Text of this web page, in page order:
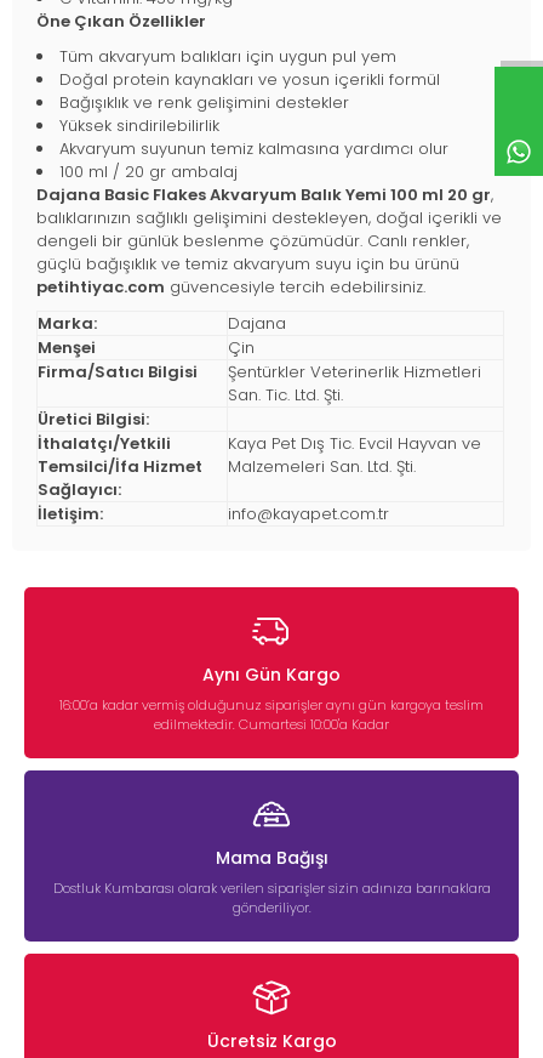
Öne Çıkan Özellikler
Tüm akvaryum balıkları için uygun pul yem
Doğal protein kaynakları ve yosun içerikli formül
Bağışıklık ve renk gelişimini destekler
Yüksek sindirilebilirlik
Akvaryum suyunun temiz kalmasına yardımcı olur
100 ml / 20 gr ambalaj
Dajana Basic Flakes Akvaryum Balık Yemi 100 ml 20 gr,
balıklarınızın sağlıklı gelişimini destekleyen, doğal içerikli ve
dengeli bir günlük beslenme çözümüdür. Canlı renkler,
güçlü bağışıklık ve temiz akvaryum suyu için bu ürünü
petihtiyac.com güvencesiyle tercih edebilirsiniz.
Marka:
Dajana
Menşei
Çin
Firma/Satıcı Bilgisi
Şentürkler Veterinerlik Hizmetleri
San. Tic. Ltd. Şti.
Üretici Bilgisi:
İthalatçı/Yetkili
Temsilci/İfa Hizmet
Sağlayıcı:
Kaya Pet Dış Tic. Evcil Hayvan ve
Malzemeleri San. Ltd. Şti.
İletişim: info@kayapet.com.tr
Aynı Gün Kargo
16:00’a kadar vermiş olduğunuz siparişler aynı gün kargoya teslim
edilmektedir. Cumartesi 10:00'a Kadar
Mama Bağışı
Dostluk Kumbarası olarak verilen siparişler sizin adınıza barınaklara
gönderiliyor.
Ücretsiz Kargo